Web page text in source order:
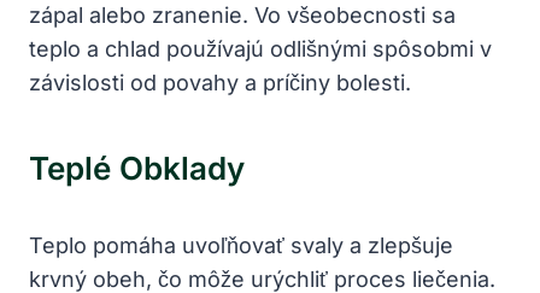
zápal alebo zranenie. Vo všeobecnosti sa
teplo a chlad používajú odlišnými spôsobmi v
závislosti od povahy a príčiny bolesti.
Teplé Obklady
Teplo pomáha uvoľňovať svaly a zlepšuje
krvný obeh, čo môže urýchliť proces liečenia.